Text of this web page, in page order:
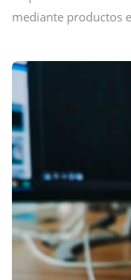
mediante productos